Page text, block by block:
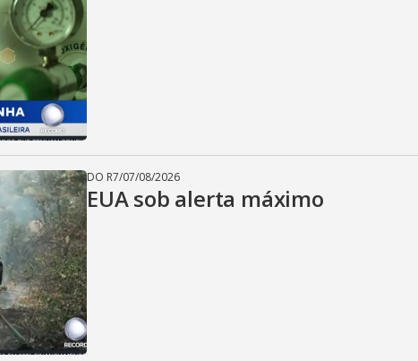
DO R7/07/08/2026
EUA sob alerta máximo